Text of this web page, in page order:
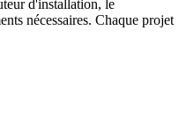
d'installation, le
nécessaires. Chaque projet